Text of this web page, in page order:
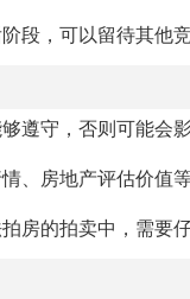
段，可以留待其他
遵守，否则可能会影
、房地产评估价值
房的拍卖中，需要